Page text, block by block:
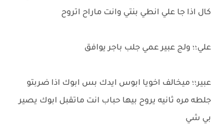
كال اذا جا علي انطي بنتي وانت ماراح اتروح
علي؛؛ ولج عبير عمي جلب باجر يوافق
عبير؛؛ ميخالف اخويا ابوس ايدك بس ابوك اذا ضربتو
جلطه مره ثانيه يروح بيها حباب انت ماتقبل ابوك يصير
بي شي